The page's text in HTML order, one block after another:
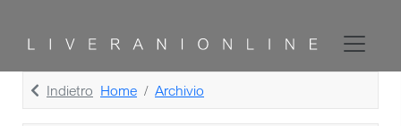
Indietro Home Archivio